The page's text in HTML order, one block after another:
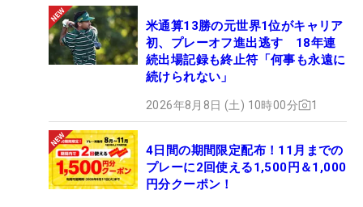
米通算13勝の元世界1位がキャリア
初、プレーオフ進出逃す 18年連
続出場記録も終止符「何事も永遠に
続けられない」
2026年8月8日 (土) 10時00分 1
4日間の期間限定配布！11月までの
プレーに2回使える1,500円＆1,000
円分クーポン！